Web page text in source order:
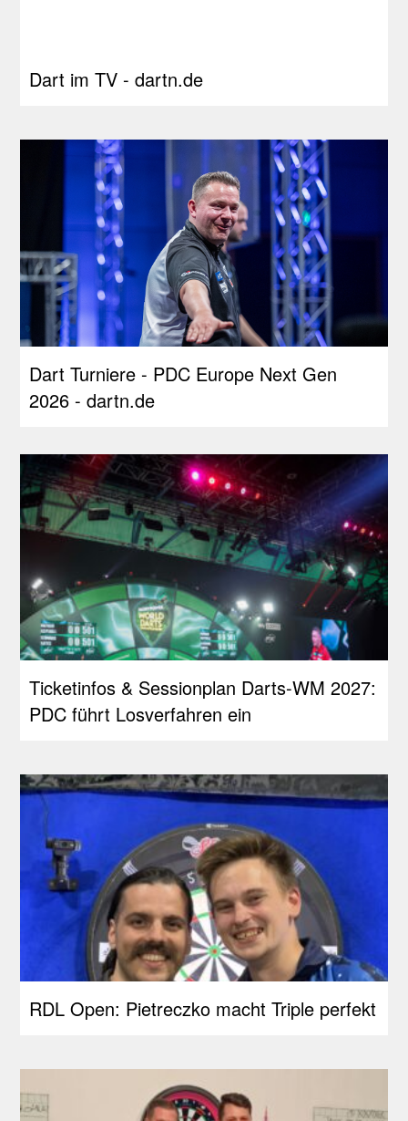
Dart im TV - dartn.de
Dart Turniere - PDC Europe Next Gen
2026 - dartn.de
Ticketinfos & Sessionplan Darts-WM 2027:
PDC führt Losverfahren ein
RDL Open: Pietreczko macht Triple perfekt